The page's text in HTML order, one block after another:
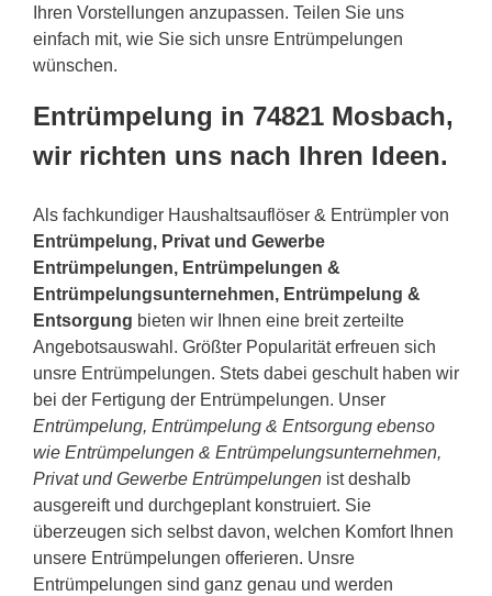
Ihren Vorstellungen anzupassen. Teilen Sie uns
einfach mit, wie Sie sich unsre Entrümpelungen
wünschen.
Entrümpelung in 74821 Mosbach,
wir richten uns nach Ihren Ideen.
Als fachkundiger Haushaltsauflöser & Entrümpler von
Entrümpelung, Privat und Gewerbe
Entrümpelungen, Entrümpelungen &
Entrümpelungsunternehmen, Entrümpelung &
Entsorgung bieten wir Ihnen eine breit zerteilte
Angebotsauswahl. Größter Popularität erfreuen sich
unsre Entrümpelungen. Stets dabei geschult haben wir
bei der Fertigung der Entrümpelungen. Unser
Entrümpelung, Entrümpelung & Entsorgung ebenso
wie Entrümpelungen & Entrümpelungsunternehmen,
Privat und Gewerbe Entrümpelungen ist deshalb
ausgereift und durchgeplant konstruiert. Sie
überzeugen sich selbst davon, welchen Komfort Ihnen
unsere Entrümpelungen offerieren. Unsre
Entrümpelungen sind ganz genau und werden